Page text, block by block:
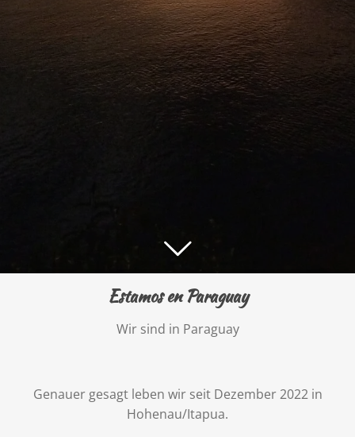
Estamos en Paraguay
Wir sind in Paraguay
Genauer gesagt leben wir seit Dezember 2022 in
Hohenau/Itapua.